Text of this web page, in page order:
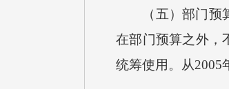
（五）部门预算:
在部门预算之外，
统筹使用。从2005